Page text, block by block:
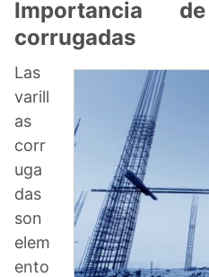
Importancia
corrugadas
Las
varill
as
corr
uga
das
son
elem
ento